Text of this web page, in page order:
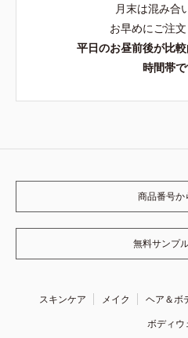
月末は混み合
お早めにご注文
平日のお昼前後が比
時間帯で
商品番号か
無料サンプ
スキンケア メイク ヘア＆ボ
ボディウ